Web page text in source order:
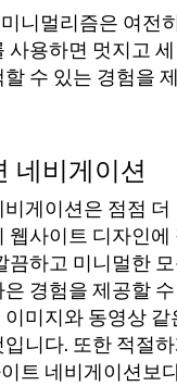
니멀리즘은 여전
사용하면 멋지고
수 있는 경험을
네비게이션
비게이션은 점점
웹사이트 디자인
끔하고 미니멀한
경험을 제공할
이미지와 동영상
니다. 또한 적절
트 네비게이션보